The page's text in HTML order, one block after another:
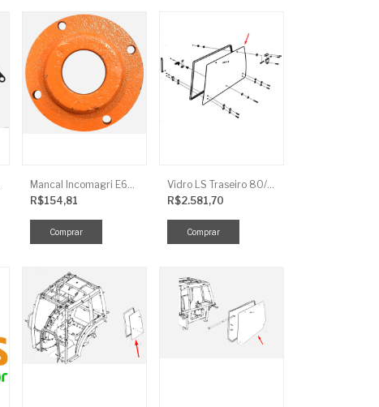
Mancal Incomagri E600
R$154,81
Vidro LS Traseiro 80/90/100
R$2.581,70